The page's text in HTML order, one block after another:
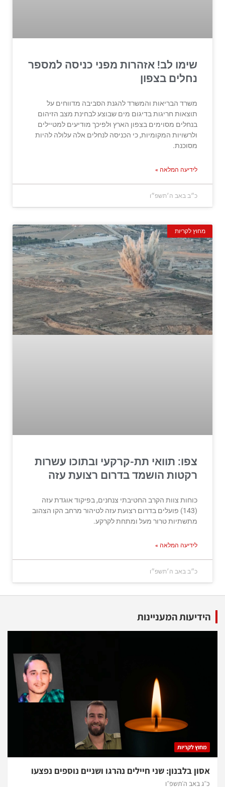
שימו לב! אזהרות מפני כניסה למספר
נחלים בצפון
משרד הבריאות והמשרד להגנת הסביבה מדווחים על
תוצאות חריגות בדיגום מים שבוצע לבחינת מצב הזיהום
בנחלים מסוימים בצפון הארץ ולפיכך מודיעים למטיילים
ולרשויות המקומיות, כי הכניסה לנחלים אלה עלולה להיות
מסוכנת.
לידיעה המלאה »
כ״ב באב ה׳תשפ״ו
מחוץ לקריות
צפו: תוואי תת-קרקעי ובתוכו עשרות
רקטות הושמד בדרום רצועת עזה
כוחות צוות הקרב החטיבתי צנחנים, בפיקוד אוגדת עזה
(143) פועלים בדרום רצועת עזה לטיהור מרחב הקו הצהוב
מתשתיות טרור מעל ומתחת לקרקע.
לידיעה המלאה »
כ״ב באב ה׳תשפ״ו
הידיעות המעניינות
מחוץ לקריות
אסון בלבנון: שני חיילים נהרגו ושניים נוספים נפצעו
כ״ג באב ה׳תשפ״ו